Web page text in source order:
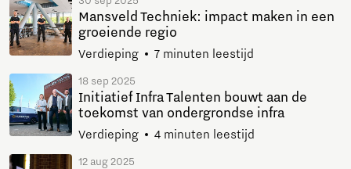
Mansveld Techniek: impact maken in een
groeiende regio
Verdieping 7 minuten leestijd
18 sep 2025
Initiatief Infra Talenten bouwt aan de
toekomst van ondergrondse infra
Verdieping 4 minuten leestijd
12 aug 2025